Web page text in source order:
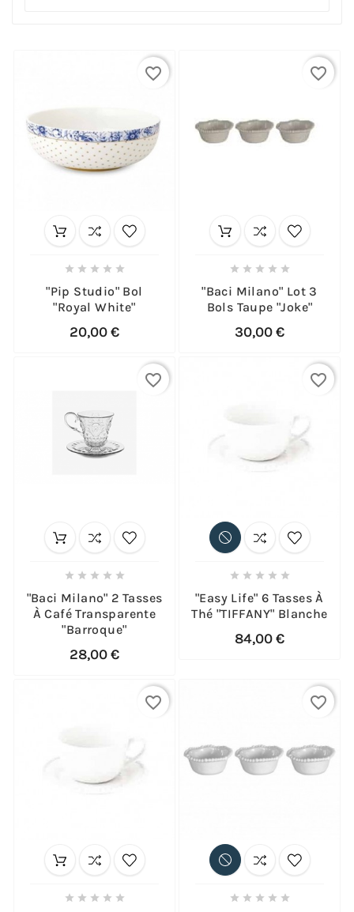
    
"Pip Studio" Bol
"Royal White"
20,00 €
favorite_border
    
"Baci Milano" Lot 3
Bols Taupe "Joke"
30,00 €
favorite_border
    
"Baci Milano" 2 Tasses
À Café Transparente
"Barroque"
28,00 €
favorite_border
    
"Easy Life" 6 Tasses À
Thé "TIFFANY" Blanche
84,00 €
favorite_border
    
favorite_border
    
favorite_border